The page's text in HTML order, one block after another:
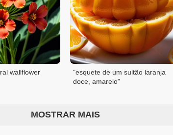
wallflower
"esquete de um sultão laranja
doce, amarelo"
MOSTRAR MAIS